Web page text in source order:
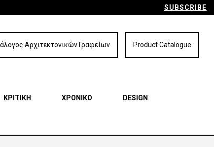
SUBSCRIBE
Αρχιτεκτονικών Γραφείων Product Catalogue
ΚΡΙΤΙΚΗ ΧΡΟΝΙΚΟ DESIGN